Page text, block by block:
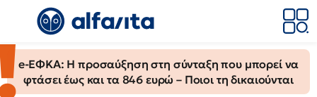
e-ΕΦΚΑ: Η προσαύξηση στη σύνταξη που μπορεί να
φτάσει έως και τα 846 ευρώ – Ποιοι τη δικαιούνται